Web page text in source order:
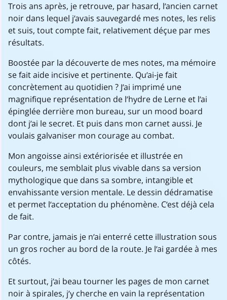
Trois ans après, je retrouve, par hasard, l’ancien carnet
noir dans lequel j’avais sauvegardé mes notes, les relis
et suis, tout compte fait, relativement déçue par mes
résultats.
Boostée par la découverte de mes notes, ma mémoire
se fait aide incisive et pertinente. Qu’ai-je fait
concrètement au quotidien ? J’ai imprimé une
magnifique représentation de l’hydre de Lerne et l’ai
épinglée derrière mon bureau, sur un mood board
dont j’ai le secret. Et puis dans mon carnet aussi. Je
voulais galvaniser mon courage au combat.
Mon angoisse ainsi extériorisée et illustrée en
couleurs, me semblait plus vivable dans sa version
mythologique que dans sa sombre, intangible et
envahissante version mentale. Le dessin dédramatise
et permet l’acceptation du phénomène. C’est déjà cela
de fait.
Par contre, jamais je n’ai enterré cette illustration sous
un gros rocher au bord de la route. Je l’ai gardée à mes
côtés.
Et surtout, j’ai beau tourner les pages de mon carnet
noir à spirales, j’y cherche en vain la représentation